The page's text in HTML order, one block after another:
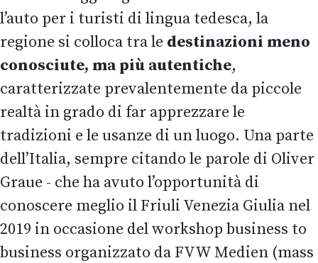
l’auto per i turisti di lingua tedesca, la
regione si colloca tra le destinazioni meno
conosciute, ma più autentiche,
caratterizzate prevalentemente da piccole
realtà in grado di far apprezzare le
tradizioni e le usanze di un luogo. Una parte
dell’Italia, sempre citando le parole di Oliver
Graue - che ha avuto l’opportunità di
conoscere meglio il Friuli Venezia Giulia nel
2019 in occasione del workshop business to
business organizzato da FVW Medien (mass